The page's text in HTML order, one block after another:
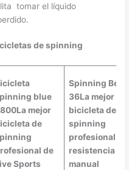
tomar el líquido
de spinning
blue
La mejor
de
de
Sports
Spinning Beat
36La mejor
bicicleta de
spinning
profesional de
resistencia
manual